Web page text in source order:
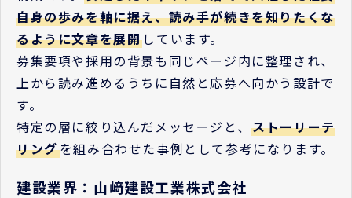
自身の歩みを軸に据え、読み手が続きを知りたくな
るように文章を展開しています。
募集要項や採用の背景も同じページ内に整理され、
上から読み進めるうちに自然と応募へ向かう設計で
す。
特定の層に絞り込んだメッセージと、ストーリーテ
リングを組み合わせた事例として参考になります。
建設業界：山﨑建設工業株式会社